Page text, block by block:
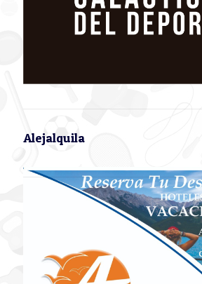
Alejalquila